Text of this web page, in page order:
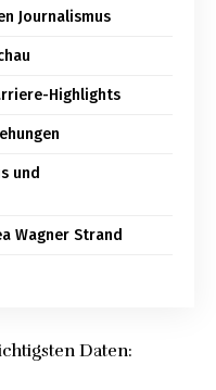
Journalismus
Highlights
und
Wagner Strand
Daten: